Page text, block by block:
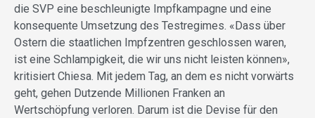
die SVP eine beschleunigte Impfkampagne und eine
konsequente Umsetzung des Testregimes. «Dass über
Ostern die staatlichen Impfzentren geschlossen waren,
ist eine Schlampigkeit, die wir uns nicht leisten können»,
kritisiert Chiesa. Mit jedem Tag, an dem es nicht vorwärts
geht, gehen Dutzende Millionen Franken an
Wertschöpfung verloren. Darum ist die Devise für den